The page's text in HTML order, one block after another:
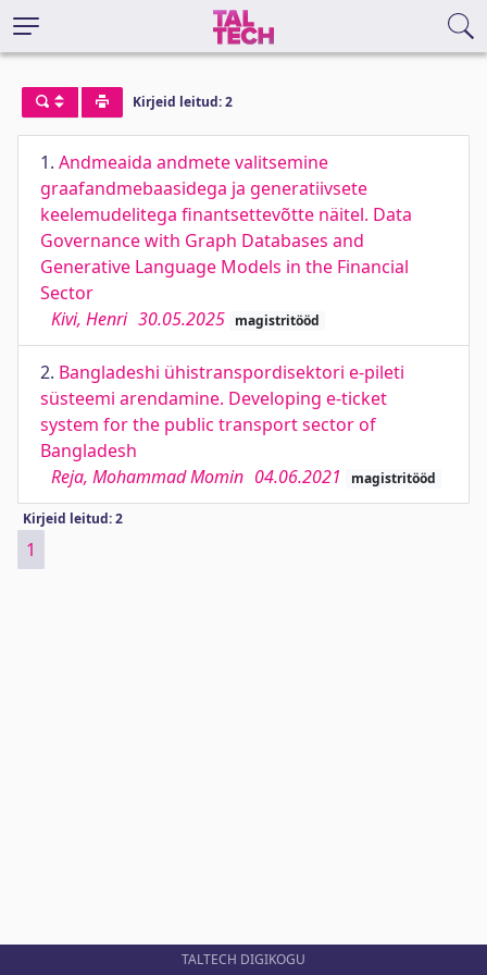
Kirjeid leitud: 2
1. Andmeaida andmete valitsemine
graafandmebaasidega ja generatiivsete
keelemudelitega finantsettevõtte näitel. Data
Governance with Graph Databases and
Generative Language Models in the Financial
Sector
Kivi, Henri 30.05.2025 magistritööd
2. Bangladeshi ühistranspordisektori e-pileti
süsteemi arendamine. Developing e-ticket
system for the public transport sector of
Bangladesh
Reja, Mohammad Momin 04.06.2021 magistritööd
Kirjeid leitud: 2
1
TALTECH DIGIKOGU